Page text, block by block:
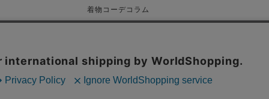
着物コーデコラム